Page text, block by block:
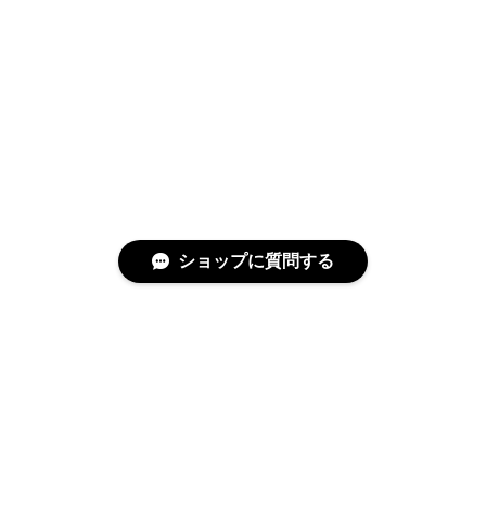
ショップに質問する